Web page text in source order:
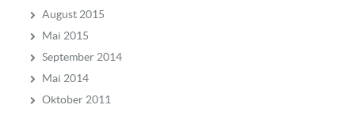
August 2015
Mai 2015
September 2014
Mai 2014
Oktober 2011